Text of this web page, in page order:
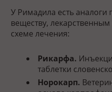
У Римадила есть
веществу,
схеме лечения:
Рикарфа.
таблетки
Норокарп.